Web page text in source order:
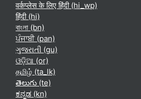
वर्कप्लेस के लिए हिंदी ‎(hi_wp)‎
हिंदी ‎(hi)‎
বাংলা ‎(bn)‎
ਪੰਜਾਬੀ ‎(pan)‎
ગુજરાતી ‎(gu)‎
ଓଡ଼ିଆ ‎(or)‎
தமிழ் ‎(ta_lk)‎
తెలుగు ‎(te)‎
ಕನ್ನಡ ‎(kn)‎